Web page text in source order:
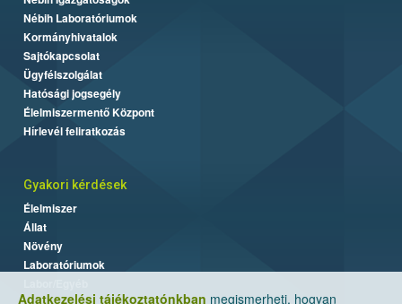
Adatkezelési tájékoztatónkban megismerheti, hogyan
Nébih Laboratóriumok
Kormányhivatalok
Sajtókapcsolat
Ügyfélszolgálat
Hatósági jogsegély
Élelmiszermentő Központ
Hírlevél feliratkozás
Gyakori kérdések
Élelmiszer
Állat
Növény
Laboratóriumok